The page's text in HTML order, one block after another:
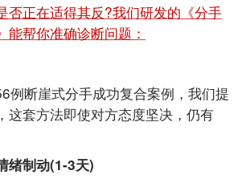
否正在适得其反?我们研发的《分手
帮你准确诊断问题：
断崖式分手成功复合案例，我们提
这套方法即使对方态度坚决，仍有
绪制动(1-3天)